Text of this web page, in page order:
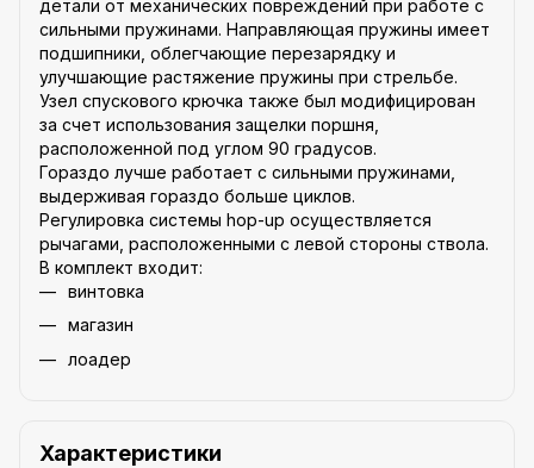
детали от механических повреждений при работе с
сильными пружинами. Направляющая пружины имеет
подшипники, облегчающие перезарядку и
улучшающие растяжение пружины при стрельбе.
Узел спускового крючка также был модифицирован
за счет использования защелки поршня,
расположенной под углом 90 градусов.
Гораздо лучше работает с сильными пружинами,
выдерживая гораздо больше циклов.
Регулировка системы hop-up осуществляется
рычагами, расположенными с левой стороны ствола.
В комплект входит:
винтовка
магазин
лоадер
Характеристики